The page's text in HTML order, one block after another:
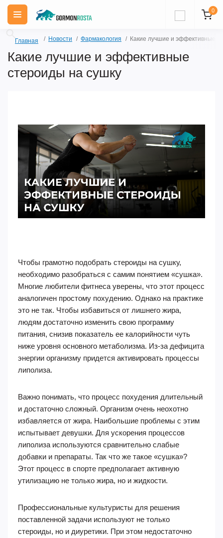
0
Главная Новости Фармакология Какие лучшие и эффективные
Какие лучшие и эффективные
стероиды на сушку
Чтобы грамотно подобрать стероиды на сушку,
необходимо разобраться с самим понятием «сушка».
Многие любители фитнеса уверены, что этот процесс
аналогичен простому похудению. Однако на практике
это не так. Чтобы избавиться от лишнего жира,
людям достаточно изменить свою программу
питания, снизив показатель ее калорийности чуть
ниже уровня основного метаболизма. Из-за дефицита
энергии организму придется активировать процессы
липолиза.
Важно понимать, что процесс похудения длительный
и достаточно сложный. Организм очень неохотно
избавляется от жира. Наибольшие проблемы с этим
испытывает девушки. Для ускорения процессов
липолиза используются сравнительно слабые
добавки и препараты. Так что же такое «сушка»?
Этот процесс в спорте предполагает активную
утилизацию не только жира, но и жидкости.
Профессиональные культуристы для решения
поставленной задачи используют не только
стероиды, но и диуретики. При этом недостаточно